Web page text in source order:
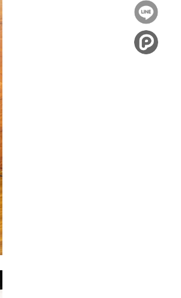
Facebook
分享
到
Twitter